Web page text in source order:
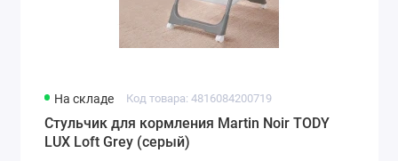
На складе Код товара: 4816084200719
Стульчик для кормления Martin Noir TODY
LUX Loft Grey (серый)